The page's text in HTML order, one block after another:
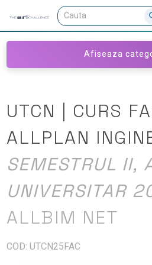
Afiseaza
UTCN | CURS
ALLPLAN
SEMESTRUL II,
UNIVERSITAR
ALLBIM NET
COD: UTCN25FAC